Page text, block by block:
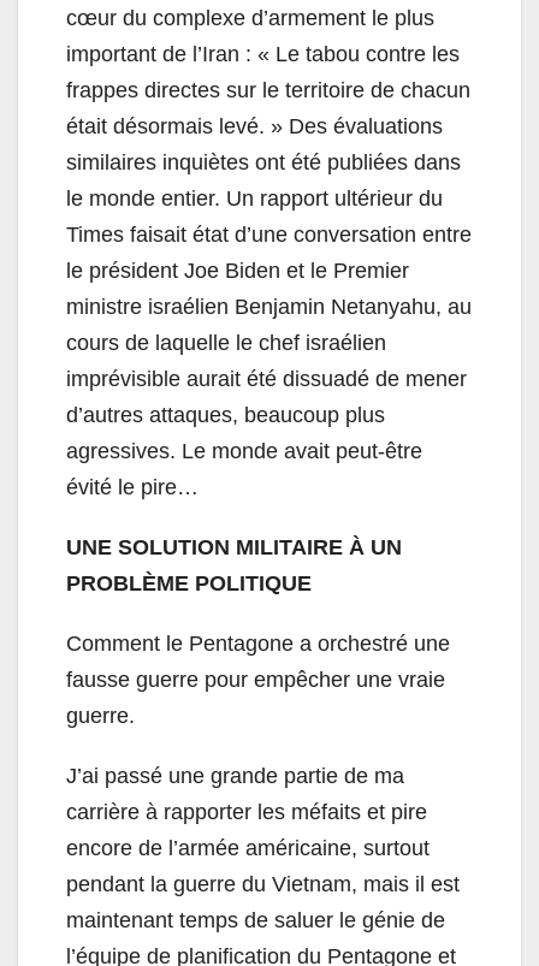
cœur du complexe d’armement le plus
important de l’Iran : « Le tabou contre les
frappes directes sur le territoire de chacun
était désormais levé. » Des évaluations
similaires inquiètes ont été publiées dans
le monde entier. Un rapport ultérieur du
Times faisait état d’une conversation entre
le président Joe Biden et le Premier
ministre israélien Benjamin Netanyahu, au
cours de laquelle le chef israélien
imprévisible aurait été dissuadé de mener
d’autres attaques, beaucoup plus
agressives. Le monde avait peut-être
évité le pire…
UNE SOLUTION MILITAIRE À UN
PROBLÈME POLITIQUE
Comment le Pentagone a orchestré une
fausse guerre pour empêcher une vraie
guerre.
J’ai passé une grande partie de ma
carrière à rapporter les méfaits et pire
encore de l’armée américaine, surtout
pendant la guerre du Vietnam, mais il est
maintenant temps de saluer le génie de
l’équipe de planification du Pentagone et